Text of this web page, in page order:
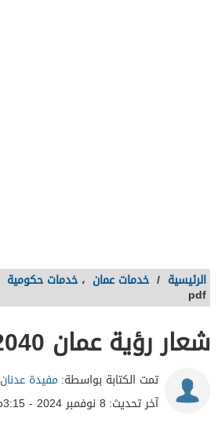
الرئيسية / خدمات عمان ، خدمات حكومية
pdf
شعار رؤية عمان 2040 pdf
تمت الكتابة بواسطة: مفيدة عدنان
آخر تحديث: 8 نوفمبر 2024 - 3:15م